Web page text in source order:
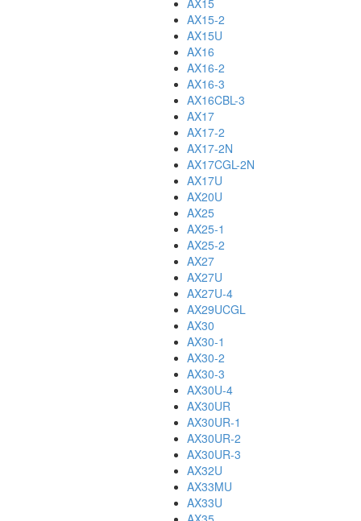
AX15
AX15-2
AX15U
AX16
AX16-2
AX16-3
AX16CBL-3
AX17
AX17-2
AX17-2N
AX17CGL-2N
AX17U
AX20U
AX25
AX25-1
AX25-2
AX27
AX27U
AX27U-4
AX29UCGL
AX30
AX30-1
AX30-2
AX30-3
AX30U-4
AX30UR
AX30UR-1
AX30UR-2
AX30UR-3
AX32U
AX33MU
AX33U